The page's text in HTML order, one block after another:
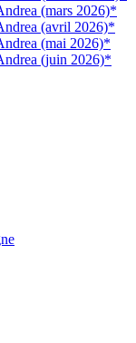
(mars 2026)*
(avril 2026)*
(mai 2026)*
(juin 2026)*